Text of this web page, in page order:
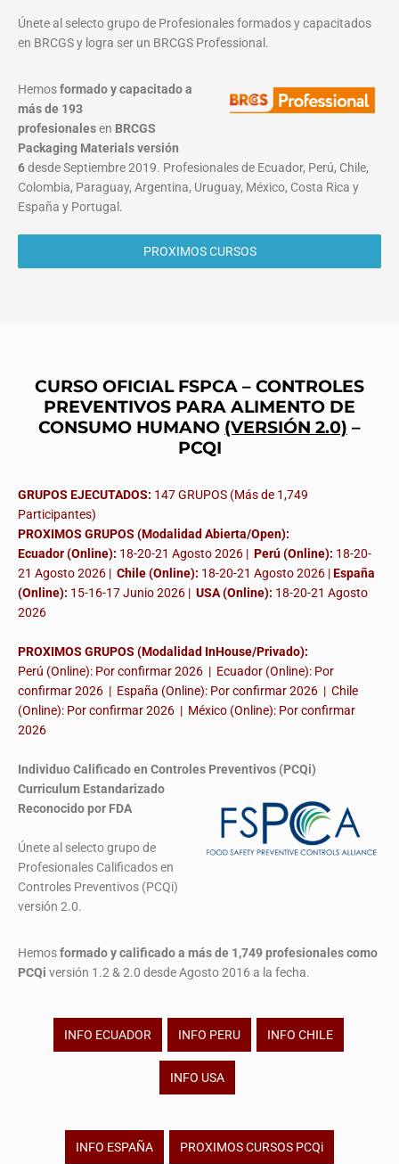
Únete al selecto grupo de Profesionales formados y capacitados
en BRCGS y logra ser un BRCGS Professional.
Hemosformado y capacitado a
más de 193
profesionalesen BRCGS
Packaging Materialsversión
6desde Septiembre 2019. Profesionales de Ecuador, Perú, Chile,
Colombia, Paraguay, Argentina, Uruguay, México, Costa Rica y
España y Portugal.
PROXIMOS CURSOS
CURSO OFICIAL FSPCA – CONTROLES
PREVENTIVOS PARA ALIMENTO DE
CONSUMO HUMANO (VERSIÓN 2.0) –
PCQI
GRUPOS EJECUTADOS: 147 GRUPOS (Más de 1,749
Participantes)
PROXIMOS GRUPOS (Modalidad Abierta/Open):
Ecuador (Online): 18-20-21 Agosto 2026 | Perú (Online): 18-20-
21 Agosto 2026 | Chile (Online): 18-20-21 Agosto 2026 |España
(Online): 15-16-17 Junio 2026 | USA (Online): 18-20-21 Agosto
2026
PROXIMOS GRUPOS (Modalidad InHouse/Privado):
Perú (Online): Por confirmar 2026 | Ecuador (Online): Por
confirmar 2026 | España (Online): Por confirmar 2026 | Chile
(Online): Por confirmar 2026 | México (Online): Por confirmar
2026
Individuo Calificado en Controles Preventivos (PCQi)
Curriculum Estandarizado
Reconocido por FDA
Únete al selecto grupo de
Profesionales Calificados en
Controles Preventivos (PCQi)
versión 2.0.
Hemosformado y calificado a más de 1,749 profesionalescomo
PCQi versión 1.2 & 2.0 desde Agosto 2016 a la fecha.
INFO ECUADOR INFO PERU INFO CHILE
INFO USA
INFO ESPAÑA PROXIMOS CURSOS PCQi